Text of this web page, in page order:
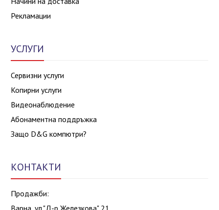
Рекламации
УСЛУГИ
Сервизни услуги
Копирни услуги
Видеонаблюдение
Абонаментна поддръжка
Защо D&G компютри?
КОНТАКТИ
Продажби:
Варна, ул."Д-р Железкова" 21